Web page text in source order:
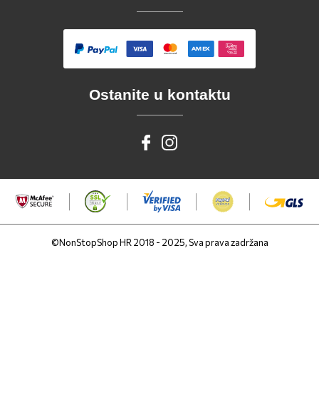
Ostanite u kontaktu
©NonStopShop HR 2018 - 2025, Sva prava zadržana